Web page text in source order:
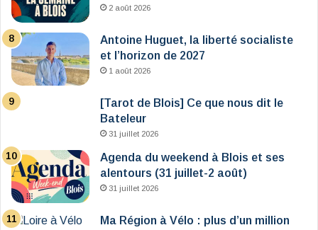
2 août 2026
Antoine Huguet, la liberté socialiste
et l’horizon de 2027
1 août 2026
[Tarot de Blois] Ce que nous dit le
Bateleur
31 juillet 2026
Agenda du weekend à Blois et ses
alentours (31 juillet-2 août)
31 juillet 2026
Ma Région à Vélo : plus d’un million